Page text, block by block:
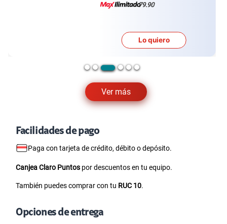
Ver más
79.90
Lo quiero
Facilidades de pago
Paga con tarjeta de crédito, débito o depósito.
Canjea Claro Puntos por descuentos en tu equipo.
También puedes comprar con tu RUC 10.
Opciones de entrega